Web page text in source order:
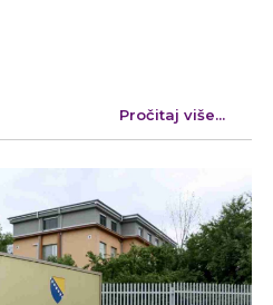
Pročitaj više...